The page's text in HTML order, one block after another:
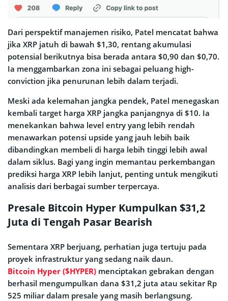
Dari perspektif manajemen risiko, Patel mencatat bahwa
jika XRP jatuh di bawah $1,30, rentang akumulasi
potensial berikutnya bisa berada antara $0,90 dan $0,70.
Ia menggambarkan zona ini sebagai peluang high-
conviction jika penurunan lebih dalam terjadi.
Meski ada kelemahan jangka pendek, Patel menegaskan
kembali target harga XRP jangka panjangnya di $10. Ia
menekankan bahwa level entry yang lebih rendah
menawarkan potensi upside yang jauh lebih baik
dibandingkan membeli di harga lebih tinggi lebih awal
dalam siklus. Bagi yang ingin memantau perkembangan
prediksi harga XRP lebih lanjut, penting untuk mengikuti
analisis dari berbagai sumber terpercaya.
Presale Bitcoin Hyper Kumpulkan $31,2
Juta di Tengah Pasar Bearish
Sementara XRP berjuang, perhatian juga tertuju pada
proyek infrastruktur yang sedang naik daun.
Bitcoin Hyper ($HYPER) menciptakan gebrakan dengan
berhasil mengumpulkan dana $31,2 juta atau sekitar Rp
525 miliar dalam presale yang masih berlangsung.